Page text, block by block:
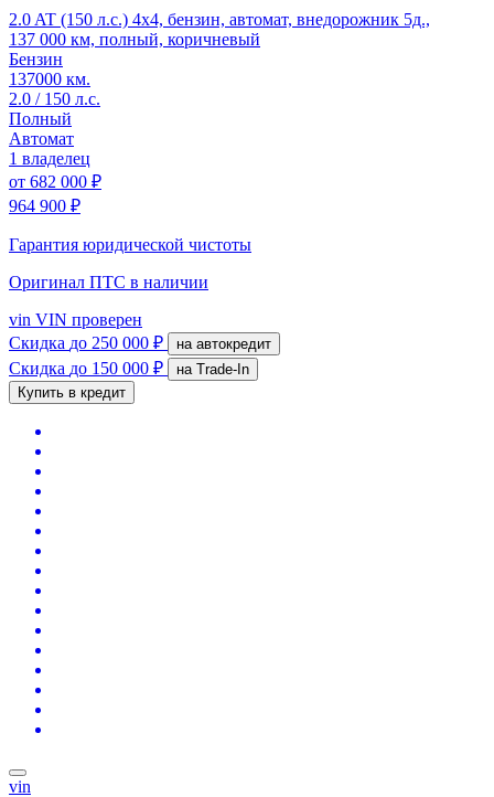
2.0 AT (150 л.с.) 4x4, бензин, автомат, внедорожник 5д.,
137 000 км, полный, коричневый
Бензин
137000 км.
2.0 / 150 л.с.
Полный
Автомат
1 владелец
от 682 000 ₽
964 900 ₽
Гарантия юридической чистоты
Оригинал ПТС в наличии
vin VIN проверен
Скидка до 250 000 ₽ на автокредит
Скидка до 150 000 ₽
на Trade-In
Купить в кредит
vin